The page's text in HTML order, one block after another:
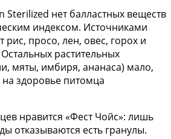
Sterilized нет балластных веществ
индексом. Источниками
рис, просо, лен, овес, горох и
растительных
мяты, имбиря, ананаса) мало,
здоровье питомца
нравится «Фест Чойс»: лишь
отказываются есть гранулы.